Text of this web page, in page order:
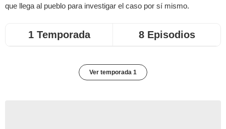
que llega al pueblo para investigar el caso por sí mismo.
1 Temporada 8 Episodios
Ver temporada 1